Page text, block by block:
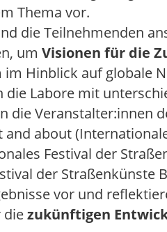
Thema vor.
die Teilnehmenden
um Visionen für die
Hinblick auf globale
die Labore mit
die Veranstalter:innen
and about
Festival der
der Straßenkünste
vor und
diezukünftigen